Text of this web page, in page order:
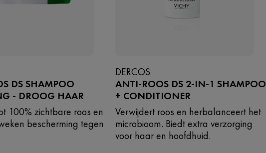
DS SHAMPOO
- DROOG HAAR
100% zichtbare roos en
bescherming tegen
DERCOS
ANTI-ROOS DS 2-IN-1 SHAMPOO
+ CONDITIONER
Verwijdert roos en herbalanceert het
microbioom. Biedt extra verzorging
voor haar en hoofdhuid.